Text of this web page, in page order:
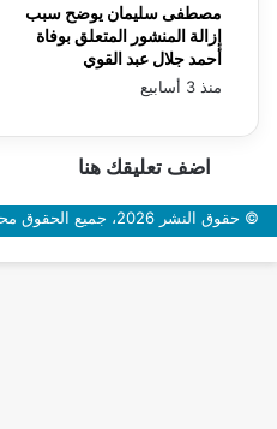
مصطفى سليمان يوضح سبب
إزالة المنشور المتعلق بوفاة
أحمد جلال عبد القوي
منذ 3 أسابيع
اضف تعليقك هنا
© حقوق النشر 2026، جميع الحقوق محفوظة بوابة سعودي اون